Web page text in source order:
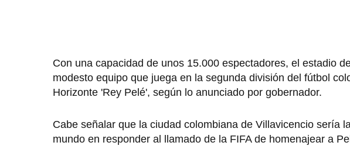
Con una capacidad de unos 15.000 espectadores, el estadio
modesto equipo que juega en la segunda división del fútbol
Horizonte 'Rey Pelé', según lo anunciado por gobernador.
Cabe señalar que la ciudad colombiana de Villavicencio sería
mundo en responder al llamado de la FIFA de homenajear a